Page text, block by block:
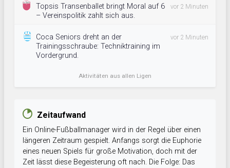
Topsis Transenballet bringt Moral auf 6
– Vereinspolitik zahlt sich aus.
vor 2 Minuten
Coca Seniors dreht an der
Trainingsschraube: Techniktraining im
Vordergrund.
vor 2 Minuten
Aktivitäten aus allen Ligen
Zeitaufwand
Ein Online-Fußballmanager wird in der Regel über einen
längeren Zeitraum gespielt. Anfangs sorgt die Euphorie
eines neuen Spiels für große Motivation, doch mit der
Zeit lässt diese Begeisterung oft nach. Die Folge: Das